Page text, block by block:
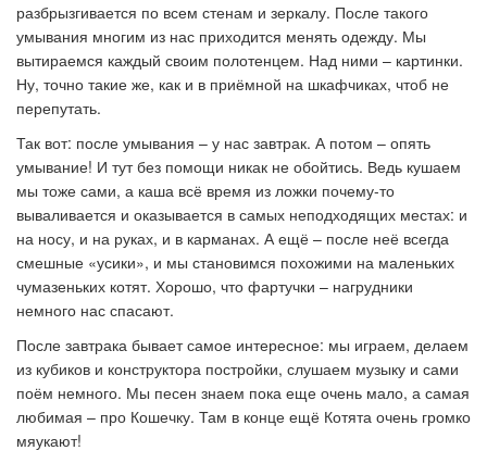
разбрызгивается по всем стенам и зеркалу. После такого
умывания многим из нас приходится менять одежду. Мы
вытираемся каждый своим полотенцем. Над ними – картинки.
Ну, точно такие же, как и в приёмной на шкафчиках, чтоб не
перепутать.
Так вот: после умывания – у нас завтрак. А потом – опять
умывание! И тут без помощи никак не обойтись. Ведь кушаем
мы тоже сами, а каша всё время из ложки почему-то
вываливается и оказывается в самых неподходящих местах: и
на носу, и на руках, и в карманах. А ещё – после неё всегда
смешные «усики», и мы становимся похожими на маленьких
чумазеньких котят. Хорошо, что фартучки – нагрудники
немного нас спасают.
После завтрака бывает самое интересное: мы играем, делаем
из кубиков и конструктора постройки, слушаем музыку и сами
поём немного. Мы песен знаем пока еще очень мало, а самая
любимая – про Кошечку. Там в конце ещё Котята очень громко
мяукают!